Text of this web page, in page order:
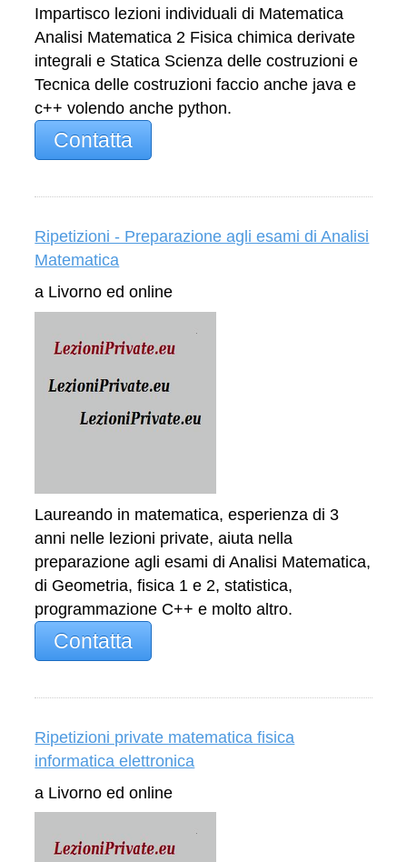
Impartisco lezioni individuali di Matematica
Analisi Matematica 2 Fisica chimica derivate
integrali e Statica Scienza delle costruzioni e
Tecnica delle costruzioni faccio anche java e
c++ volendo anche python.
Contatta
Ripetizioni - Preparazione agli esami di Analisi
Matematica
a Livorno ed online
Laureando in matematica, esperienza di 3
anni nelle lezioni private, aiuta nella
preparazione agli esami di Analisi Matematica,
di Geometria, fisica 1 e 2, statistica,
programmazione C++ e molto altro.
Contatta
Ripetizioni private matematica fisica
informatica elettronica
a Livorno ed online